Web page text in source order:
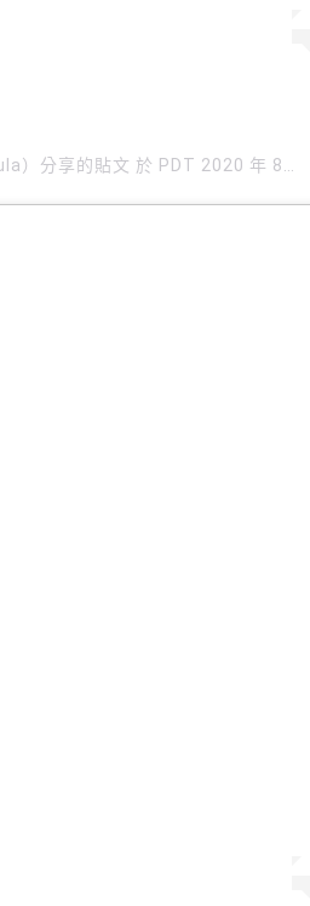
）分享的貼文 於 PDT 2020 年 8月 月 2 日 下午 4:22